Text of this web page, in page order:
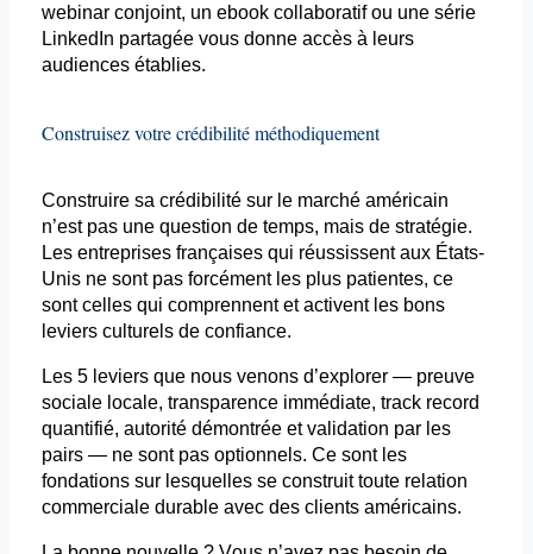
webinar conjoint, un ebookcollaboratif ou une série
LinkedIn partagée vous donne accès à leurs
audiences établies.
Construisez votre crédibilité méthodiquement
Construire sa crédibilité sur le marché américain
n’est pas une question de temps, mais de stratégie.
Les entreprises françaises qui réussissent aux États-
Unis ne sont pas forcément les plus patientes, ce
sont celles qui comprennent et activent les bons
leviers culturels de confiance.
Les 5 leviers que nous venons d’explorer — preuve
sociale locale, transparence immédiate, trackrecord
quantifié, autorité démontrée et validation par les
pairs — ne sont pas optionnels. Ce sont les
fondations sur lesquelles se construit toute relation
commerciale durable avec des clients américains.